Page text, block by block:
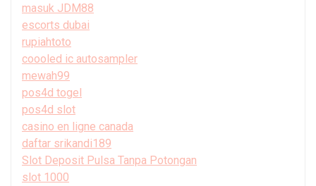
masuk JDM88
escorts dubai
rupiahtoto
coooled ic autosampler
mewah99
pos4d togel
pos4d slot
casino en ligne canada
daftar srikandi189
Slot Deposit Pulsa Tanpa Potongan
slot 1000